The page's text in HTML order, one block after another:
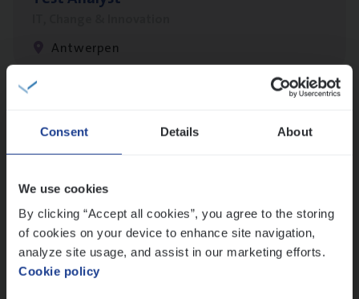
Consent Details About
We use cookies
By clicking “Accept all cookies”, you agree to the storing
of cookies on your device to enhance site navigation,
analyze site usage, and assist in our marketing efforts.
Cookie policy
Antwerpen
Lees onze verhalen
Meer dan collega’s: hoe Julie en Aurélie elkaar
Mathias houdt van diepgaande dossiers én droge
humor
Thalia zoekt graag oplossingen, in games én op het
werk